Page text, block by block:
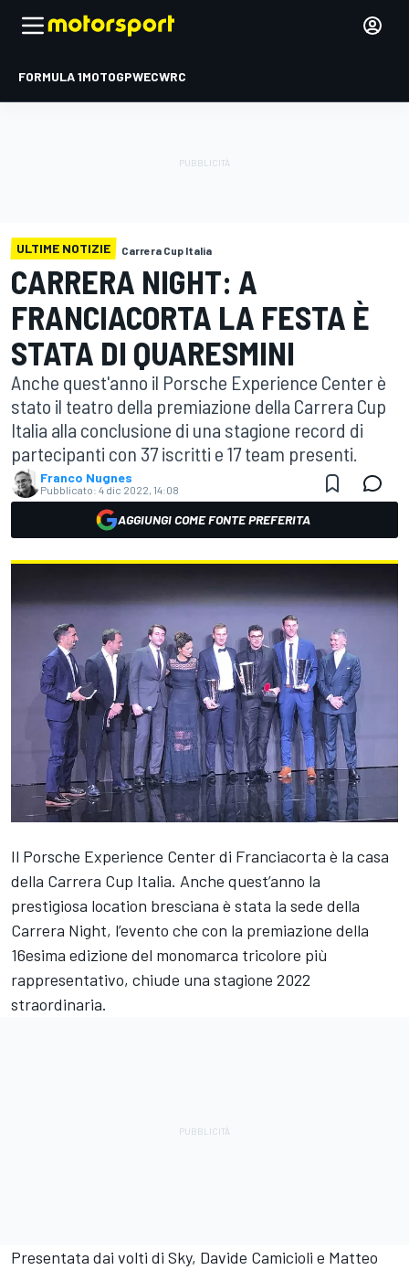
FORMULA 1MOTOGPWECWRC
ULTIME NOTIZIE Carrera Cup Italia
CARRERA NIGHT: A
FRANCIACORTA LA FESTA È
STATA DI QUARESMINI
Anche quest'anno il Porsche Experience Center è
stato il teatro della premiazione della Carrera Cup
Italia alla conclusione di una stagione record di
partecipanti con 37 iscritti e 17 team presenti.
Franco Nugnes
Pubblicato: 4 dic 2022, 14:08
AGGIUNGI COME FONTE PREFERITA
Il Porsche Experience Center di Franciacorta è la casa
della Carrera Cup Italia. Anche quest’anno la
prestigiosa location bresciana è stata la sede della
Carrera Night, l’evento che con la premiazione della
16esima edizione del monomarca tricolore più
rappresentativo, chiude una stagione 2022
straordinaria.
Presentata dai volti di Sky, Davide Camicioli e Matteo